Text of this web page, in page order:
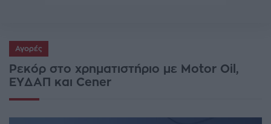
Αγορές
Ρεκόρ στο χρηματιστήριο με Motor Oil,
ΕΥΔΑΠ και Cener